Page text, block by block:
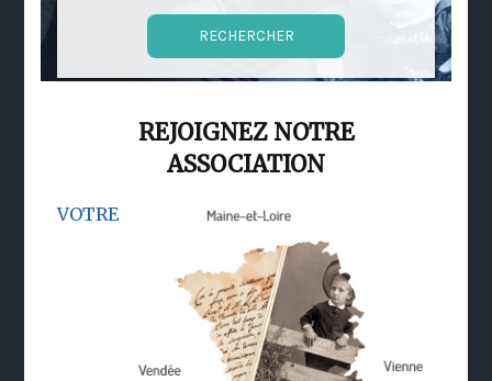
REJOIGNEZ NOTRE
ASSOCIATION
VOTRE